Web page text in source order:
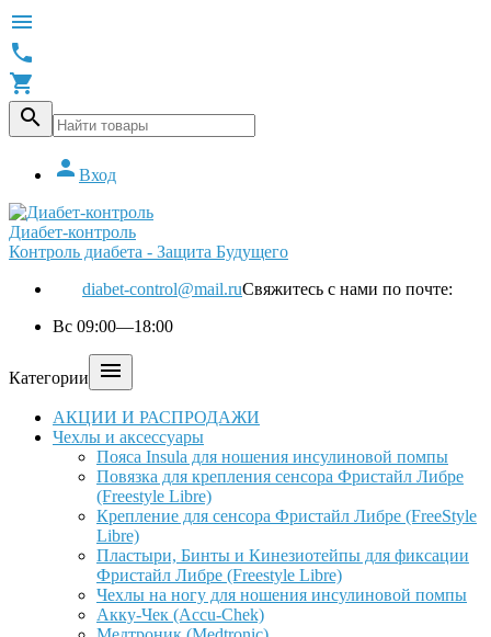




 Вход
Диабет-контроль
Контроль диабета - Защита Будущего
diabet-control@mail.ruСвяжитесь с нами по почте:
Вс 09:00—18:00
Категории 
АКЦИИ И РАСПРОДАЖИ
Чехлы и аксессуары
Пояса Insula для ношения инсулиновой помпы
Повязка для крепления сенсора Фристайл Либре
(Freestyle Libre)
Крепление для сенсора Фристайл Либре (FreeStyle
Libre)
Пластыри, Бинты и Кинезиотейпы для фиксации
Фристайл Либре (Freestyle Libre)
Чехлы на ногу для ношения инсулиновой помпы
Акку-Чек (Accu-Chek)